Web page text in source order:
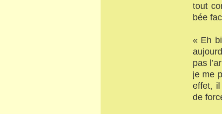
tout
bée
« Eh
pas
je me
effet,
de